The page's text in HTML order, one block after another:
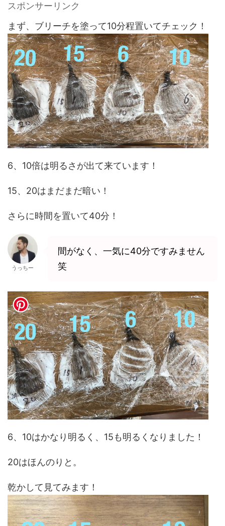
スポンサーリンク
まず、ブリーチを塗って10分程置いてチェック！
6、10倍は明るさが出て来ています！
15、20はまだまだ暗い！
さらに時間を置いて40分！
うっちー
間がなく、一気に40分ですみません
笑
6、10はかなり明るく、15も明るくなりました！
20はほんのりと。
乾かして見てみます！